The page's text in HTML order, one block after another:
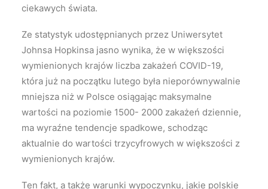
ciekawych świata.
Ze statystyk udostępnianych przez Uniwersytet
Johnsa Hopkinsa jasno wynika, że w większości
wymienionych krajów liczba zakażeń COVID-19,
która już na początku lutego była nieporównywalnie
mniejsza niż w Polsce osiągając maksymalne
wartości na poziomie 1500- 2000 zakażeń dziennie,
ma wyraźne tendencje spadkowe, schodząc
aktualnie do wartości trzycyfrowych w większości z
wymienionych krajów.
Ten fakt, a także warunki wypoczynku, jakie polskie